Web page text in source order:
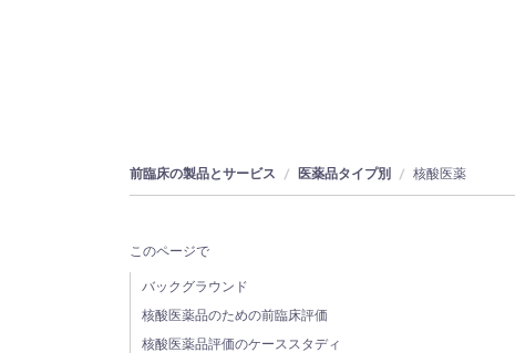
前臨床の製品とサービス 医薬品タイプ別 核酸医薬
このページで
バックグラウンド
核酸医薬品のための前臨床評価
核酸医薬品評価のケーススタディ